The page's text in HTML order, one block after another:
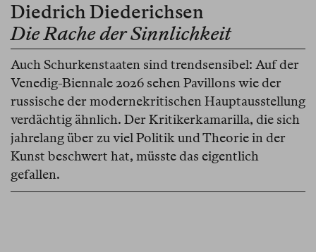
Diedrich Diederichsen
Die Rache der Sinnlichkeit
Auch Schurkenstaaten sind trendsensibel: Auf der
Venedig-Biennale 2026 sehen Pavillons wie der
russische der modernekritischen Hauptausstellung
verdächtig ähnlich. Der Kritikerkamarilla, die sich
jahrelang über zu viel Politik und Theorie in der
Kunst beschwert hat, müsste das eigentlich
gefallen.